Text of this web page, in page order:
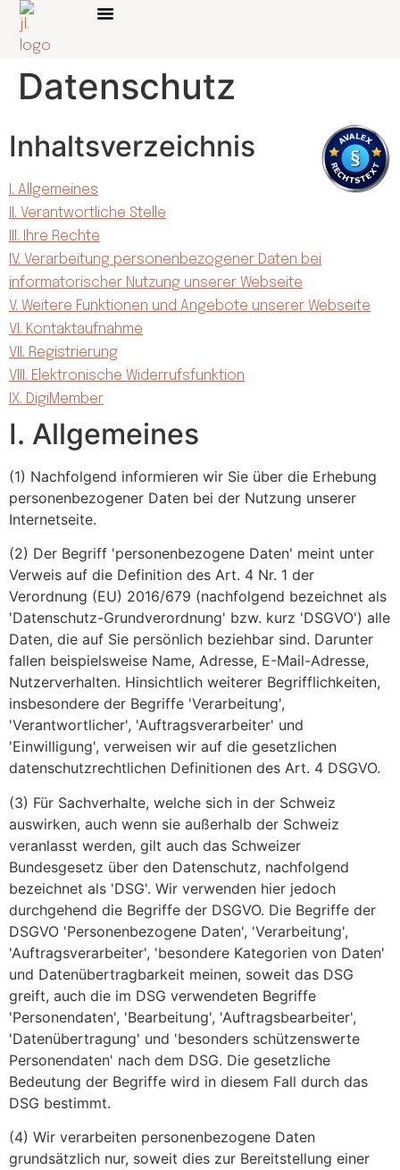
Datenschutz
Inhaltsverzeichnis
I. Allgemeines
II. Verantwortliche Stelle
III. Ihre Rechte
IV. Verarbeitung personenbezogener Daten bei
informatorischer Nutzung unserer Webseite
V. Weitere Funktionen und Angebote unserer Webseite
VI. Kontaktaufnahme
VII. Registrierung
VIII. Elektronische Widerrufsfunktion
IX. DigiMember
I. Allgemeines
(1) Nachfolgend informieren wir Sie über die Erhebung
personenbezogener Daten bei der Nutzung unserer
Internetseite.
(2) Der Begriff 'personenbezogene Daten' meint unter
Verweis auf die Definition des Art. 4 Nr. 1 der
Verordnung (EU) 2016/679 (nachfolgend bezeichnet als
'Datenschutz-Grundverordnung' bzw. kurz 'DSGVO') alle
Daten, die auf Sie persönlich beziehbar sind. Darunter
fallen beispielsweise Name, Adresse, E-Mail-Adresse,
Nutzerverhalten. Hinsichtlich weiterer Begrifflichkeiten,
insbesondere der Begriffe 'Verarbeitung',
'Verantwortlicher', 'Auftragsverarbeiter' und
'Einwilligung', verweisen wir auf die gesetzlichen
datenschutzrechtlichen Definitionen des Art. 4 DSGVO.
(3) Für Sachverhalte, welche sich in der Schweiz
auswirken, auch wenn sie außerhalb der Schweiz
veranlasst werden, gilt auch das Schweizer
Bundesgesetz über den Datenschutz, nachfolgend
bezeichnet als 'DSG'. Wir verwenden hier jedoch
durchgehend die Begriffe der DSGVO. Die Begriffe der
DSGVO 'Personenbezogene Daten', 'Verarbeitung',
'Auftragsverarbeiter', 'besondere Kategorien von Daten'
und Datenübertragbarkeit meinen, soweit das DSG
greift, auch die im DSG verwendeten Begriffe
'Personendaten', 'Bearbeitung', 'Auftragsbearbeiter',
'Datenübertragung' und 'besonders schützenswerte
Personendaten' nach dem DSG. Die gesetzliche
Bedeutung der Begriffe wird in diesem Fall durch das
DSG bestimmt.
(4) Wir verarbeiten personenbezogene Daten
grundsätzlich nur, soweit dies zur Bereitstellung einer